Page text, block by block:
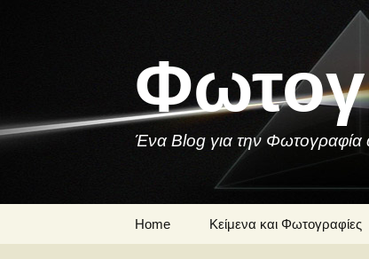
Ένα Blog για την Φωτογραφία
Home Κείμενα και Φωτογραφίες